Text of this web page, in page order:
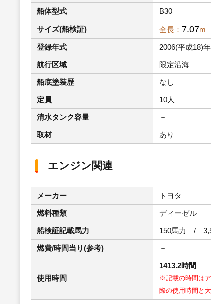
船体型式 B30
サイズ(船検証) 全長： 7.07m
登録年式 2006(平成18)年
航行区域 限定沿海
船底塗装歴 なし
定員 10人
清水タンク容量 －
取材 あり
エンジン関連
メーカー トヨタ
燃料種類 ディーゼル
船検証記載馬力 150馬力 /
燃費/時間当り(参考) －
使用時間
1413.2時間
※記載の時間は
際の使用時間と